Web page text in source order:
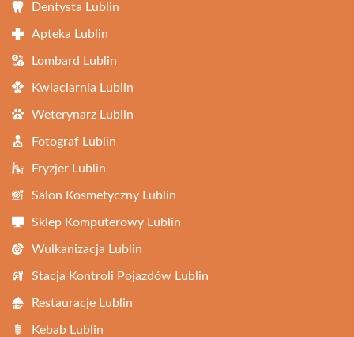
Dentysta Lublin
Apteka Lublin
Lombard Lublin
Kwiaciarnia Lublin
Weterynarz Lublin
Fotograf Lublin
Fryzjer Lublin
Salon Kosmetyczny Lublin
Sklep Komputerowy Lublin
Wulkanizacja Lublin
Stacja Kontroli Pojazdów Lublin
Restauracje Lublin
Kebab Lublin